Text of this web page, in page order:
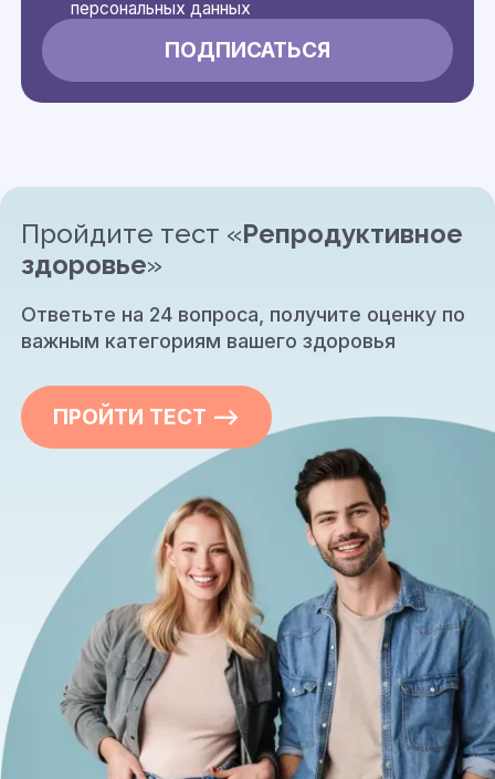
персональных данных
Пройдите тест «Репродуктивное
здоровье»
Ответьте на 24 вопроса, получите оценку по
важным категориям вашего здоровья
ПРОЙТИ ТЕСТ —>